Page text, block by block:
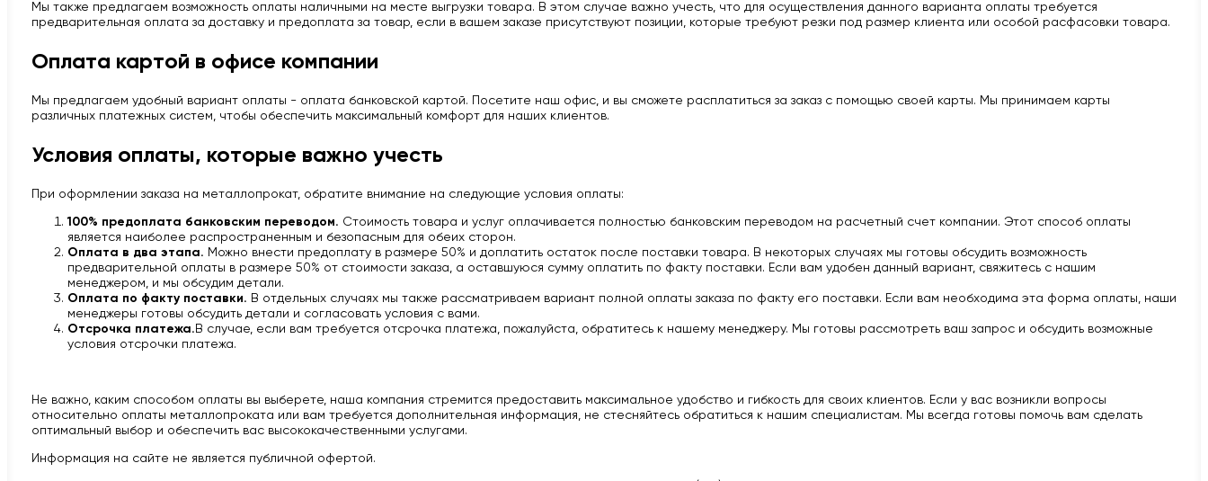
Мы также предлагаем возможность оплаты наличными на месте выгрузки товара. В этом случае важно учесть, что для осуществления данного варианта оплаты требуется
предварительная оплата за доставку и предоплата за товар, если в вашем заказе присутствуют позиции, которые требуют резки под размер клиента или особой расфасовки товара.
Оплата картой в офисе компании
Мы предлагаем удобный вариант оплаты - оплата банковской картой. Посетите наш офис, и вы сможете расплатиться за заказ с помощью своей карты. Мы принимаем карты
различных платежных систем, чтобы обеспечить максимальный комфорт для наших клиентов.
Условия оплаты, которые важно учесть
При оформлении заказа на металлопрокат, обратите внимание на следующие условия оплаты:
100% предоплата банковским переводом. Стоимость товара и услуг оплачивается полностью банковским переводом на расчетный счет компании. Этот способ оплаты
является наиболее распространенным и безопасным для обеих сторон.
Оплата в два этапа. Можно внести предоплату в размере 50% и доплатить остаток после поставки товара. В некоторых случаях мы готовы обсудить возможность
предварительной оплаты в размере 50% от стоимости заказа, а оставшуюся сумму оплатить по факту поставки. Если вам удобен данный вариант, свяжитесь с нашим
менеджером, и мы обсудим детали.
Оплата по факту поставки. В отдельных случаях мы также рассматриваем вариант полной оплаты заказа по факту его поставки. Если вам необходима эта форма оплаты, наши
менеджеры готовы обсудить детали и согласовать условия с вами.
Отсрочка платежа. В случае, если вам требуется отсрочка платежа, пожалуйста, обратитесь к нашему менеджеру. Мы готовы рассмотреть ваш запрос и обсудить возможные
условия отсрочки платежа.
Не важно, каким способом оплаты вы выберете, наша компания стремится предоставить максимальное удобство и гибкость для своих клиентов. Если у вас возникли вопросы
относительно оплаты металлопроката или вам требуется дополнительная информация, не стесняйтесь обратиться к нашим специалистам. Мы всегда готовы помочь вам сделать
оптимальный выбор и обеспечить вас высококачественными услугами.
Информация на сайте не является публичной офертой.